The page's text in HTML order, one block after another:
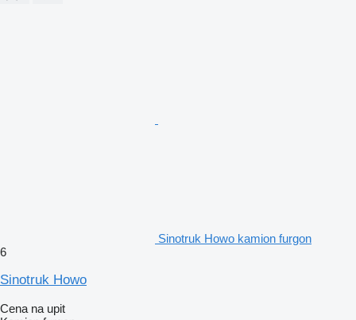
Sinotruk Howo kamion furgon
6
Sinotruk Howo
Cena na upit